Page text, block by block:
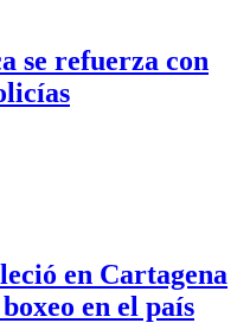
se refuerza con
en Cartagena
en el país